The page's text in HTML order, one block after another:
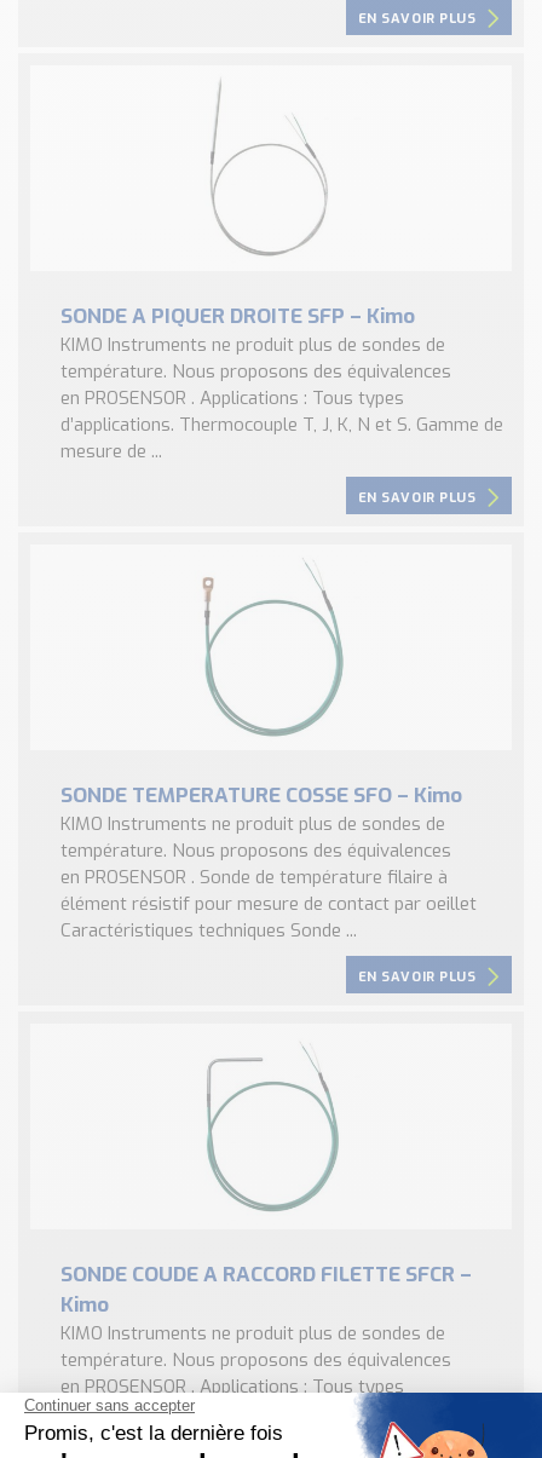
EN SAVOIR PLUS
SONDE A PIQUER DROITE SFP – Kimo
KIMO Instruments ne produit plus de sondes de
température. Nous proposons des équivalences
en PROSENSOR . Applications : Tous types
d’applications. Thermocouple T, J, K, N et S. Gamme de
mesure de ...
EN SAVOIR PLUS
SONDE TEMPERATURE COSSE SFO – Kimo
KIMO Instruments ne produit plus de sondes de
température. Nous proposons des équivalences
en PROSENSOR . Sonde de température filaire à
élément résistif pour mesure de contact par oeillet
Caractéristiques techniques Sonde ...
EN SAVOIR PLUS
SONDE COUDE A RACCORD FILETTE SFCR –
Kimo
KIMO Instruments ne produit plus de sondes de
température. Nous proposons des équivalences
en PROSENSOR . Applications : Tous types
d’applications. Sonde de température montée sur
câbles conducteurs avec plongeur coudé avec ...